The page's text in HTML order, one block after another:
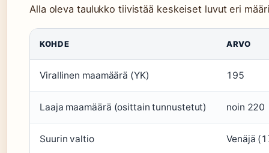
Alla oleva taulukko tiivistää keskeiset luvut eri
KOHDE ARVO
Virallinen maamäärä (YK) 195
Laaja maamäärä (osittain tunnustetut) noin 220
Suurin valtio Venäjä